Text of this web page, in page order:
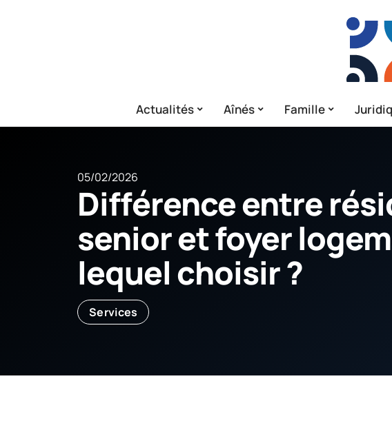
Actualités Aînés Famille
05/02/2026
Différence entre
senior et foyer
lequel choisir ?
Services